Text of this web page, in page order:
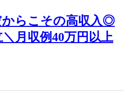
からこその高収入◎
月収例40万円以上